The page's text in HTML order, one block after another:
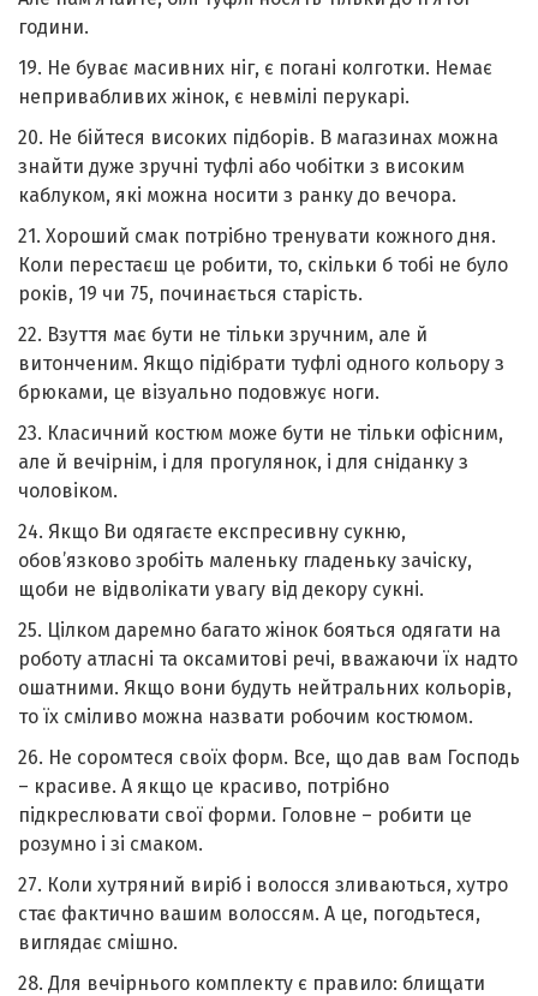
години.
19. Не буває масивних ніг, є погані колготки. Немає
непривабливих жінок, є невмілі перукарі.
20. Не бійтеся високих підборів. В магазинах можна
знайти дуже зручні туфлі або чобітки з високим
каблуком, які можна носити з ранку до вечора.
21. Хороший смак потрібно тренувати кожного дня.
Коли перестаєш це робити, то, скільки б тобі не було
років, 19 чи 75, починається старість.
22. Взуття має бути не тільки зручним, але й
витонченим. Якщо підібрати туфлі одного кольору з
брюками, це візуально подовжує ноги.
23. Класичний костюм може бути не тільки офісним,
але й вечірнім, і для прогулянок, і для сніданку з
чоловіком.
24. Якщо Ви одягаєте експресивну сукню,
обов’язково зробіть маленьку гладеньку зачіску,
щоби не відволікати увагу від декору сукні.
25. Цілком даремно багато жінок бояться одягати на
роботу атласні та оксамитові речі, вважаючи їх надто
ошатними. Якщо вони будуть нейтральних кольорів,
то їх сміливо можна назвати робочим костюмом.
26. Не соромтеся своїх фоpм. Все, що дав вам Господь
– красиве. А якщо це красиво, потрібно
підкреслювати свої форми. Головне – робити це
розумно і зі смаком.
27. Коли хутряний виріб і волосся зливаються, хутро
стає фактично вашим волоссям. А це, погодьтеся,
виглядає смішно.
28. Для вечірнього комплекту є правило: блищати